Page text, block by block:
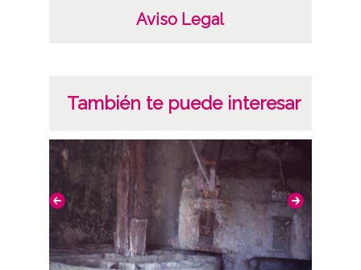
Aviso Legal
También te puede interesar